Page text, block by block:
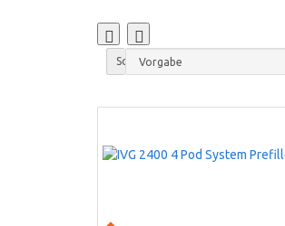
Sortieren nach